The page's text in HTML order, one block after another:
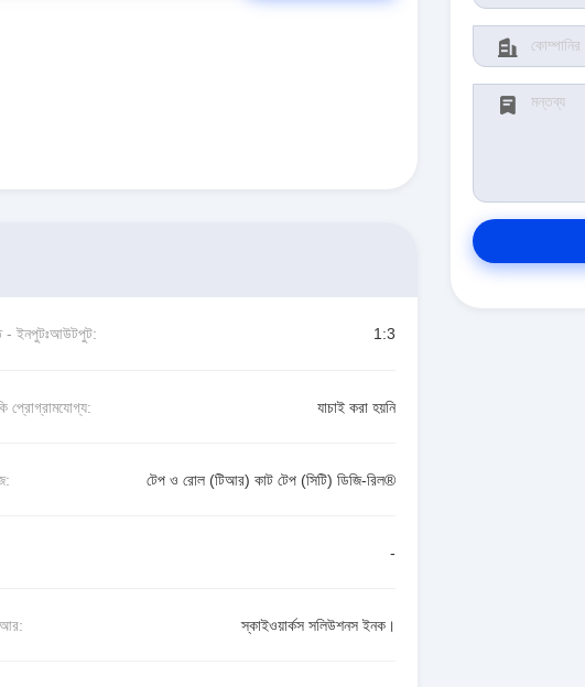
- ইনপুটঃআউটপুট: 1:3
প্রোগ্রামযোগ্য: যাচাই করা হয়নি
টেপ ও রোল (টিআর) কাট টেপ (সিটি) ডিজি-রিল®
-
স্কাইওয়ার্কস সলিউশনস ইনক।